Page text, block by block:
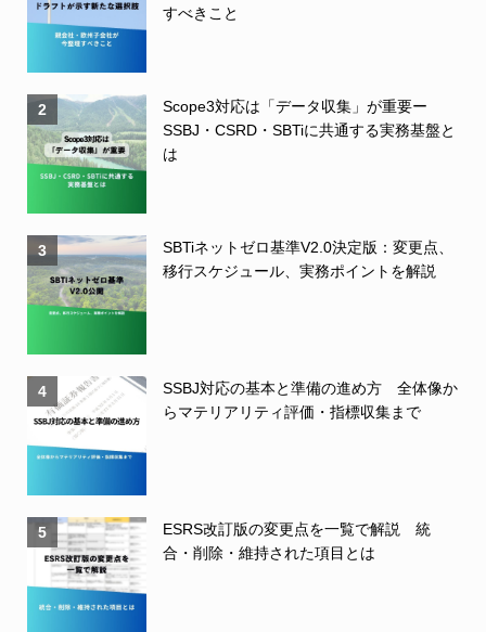
すべきこと
2
Scope3対応は「データ収集」が重要ー
SSBJ・CSRD・SBTiに共通する実務基盤と
は
3
SBTiネットゼロ基準V2.0決定版：変更点、
移行スケジュール、実務ポイントを解説
4
SSBJ対応の基本と準備の進め方 全体像か
らマテリアリティ評価・指標収集まで
5
ESRS改訂版の変更点を一覧で解説 統
合・削除・維持された項目とは